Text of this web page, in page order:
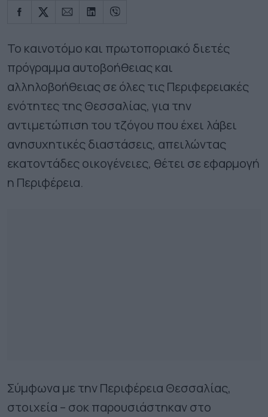
Το καινοτόμο και πρωτοποριακό διετές
πρόγραμμα αυτοβοήθειας και
αλληλοβοήθειας σε όλες τις Περιφερειακές
ενότητες της Θεσσαλίας, για την
αντιμετώπιση του τζόγου που έχει λάβει
ανησυχητικές διαστάσεις, απειλώντας
εκατοντάδες οικογένειες, θέτει σε εφαρμογή
η Περιφέρεια.
Σύμφωνα με την Περιφέρεια Θεσσαλίας,
στοιχεία – σοκ παρουσιάστηκαν στο